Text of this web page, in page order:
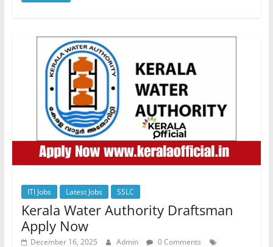
ITI Jobs Latest Jobs SSLC
Kerala Water Authority Draftsman
Apply Now
December 16, 2025 Admin
0 Comments